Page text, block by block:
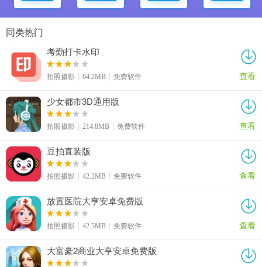
同类热门
考勤打卡水印
拍照摄影 64.2MB 免费软件 查看
少女都市3D通用版
拍照摄影 214.8MB 免费软件 查看
豆拍直装版
拍照摄影 42.2MB 免费软件 查看
放置医院大亨安卓免费版
拍照摄影 42.5MB 免费软件 查看
大富豪2商业大亨安卓免费版